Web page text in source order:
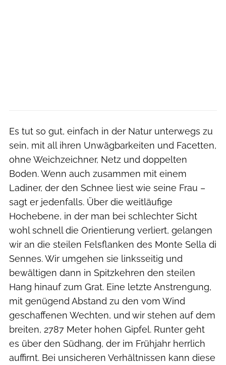
Es tut so gut, einfach in der Natur unterwegs zu
sein, mit all ihren Unwägbarkeiten und Facetten,
ohne Weichzeichner, Netz und doppelten
Boden. Wenn auch zusammen mit einem
Ladiner, der den Schnee liest wie seine Frau –
sagt er jedenfalls. Über die weitläufige
Hochebene, in der man bei schlechter Sicht
wohl schnell die Orientierung verliert, gelangen
wir an die steilen Felsflanken des Monte Sella di
Sennes. Wir umgehen sie linksseitig und
bewältigen dann in Spitzkehren den steilen
Hang hinauf zum Grat. Eine letzte Anstrengung,
mit genügend Abstand zu den vom Wind
geschaffenen Wechten, und wir stehen auf dem
breiten, 2787 Meter hohen Gipfel. Runter geht
es über den Südhang, der im Frühjahr herrlich
auffirnt. Bei unsicheren Verhältnissen kann diese